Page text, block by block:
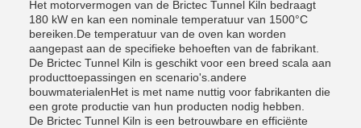
Het motorvermogen van de Brictec Tunnel Kiln bedraagt
180 kW en kan een nominale temperatuur van 1500°C
bereiken.De temperatuur van de oven kan worden
aangepast aan de specifieke behoeften van de fabrikant.
De Brictec Tunnel Kiln is geschikt voor een breed scala aan
producttoepassingen en scenario's.andere
bouwmaterialenHet is met name nuttig voor fabrikanten die
een grote productie van hun producten nodig hebben.
De Brictec Tunnel Kiln is een betrouwbare en efficiënte